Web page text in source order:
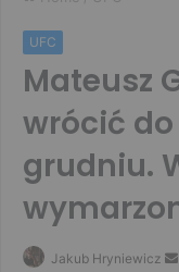
UFC
Mateusz
wrócić
grudniu.
Jakub Hryniewicz